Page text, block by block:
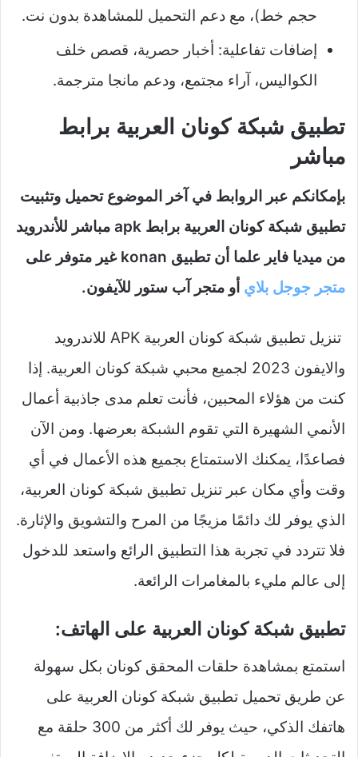
حجم خط)، مع دعم التحميل للمشاهدة بدون نت.​
إضافات تفاعلية: أخبار حصرية، قصص خلف
الكواليس، آراء مجتمع، ودعم مانجا مترجمة.
تطبيق شبكة كونان العربية برابط
مباشر
بإمكانكم عبر الروابط في آخر الموضوع تحميل وتثبيت
تطبيق شبكة كونان العربية برابط apk مباشر للأندرويد
من ميديا فاير علما أن تطبيق konan غير متوفر على
متجر جوجل بلاي أو متجر آب ستور للآيفون.
تنزيل تطبيق شبكة كونان العربية APK للاندرويد
والايفون 2023 لجميع محبي شبكة كونان العربية. إذا
كنت من هؤلاء المحبين، فأنت تعلم مدى جاذبية أعمال
الأنمي الشهيرة التي تقوم الشبكة بعرضها. ومن الآن
فصاعدًا، يمكنك الاستمتاع بجميع هذه الأعمال في أي
وقت وأي مكان عبر تنزيل تطبيق شبكة كونان العربية،
الذي يوفر لك دائمًا مزيجًا من المرح والتشويق والإثارة.
فلا تتردد في تجربة هذا التطبيق الرائع واستعد للدخول
إلى عالم مليء بالمغامرات الرائعة.
تطبيق شبكة كونان العربية على الهاتف:
استمتع بمشاهدة حلقات المحقق كونان بكل سهولة
عن طريق تحميل تطبيق شبكة كونان العربية على
هاتفك الذكي، حيث يوفر لك أكثر من 300 حلقة مع